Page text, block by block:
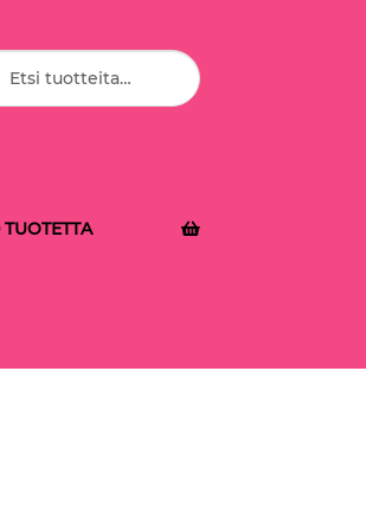
TUOTETTA